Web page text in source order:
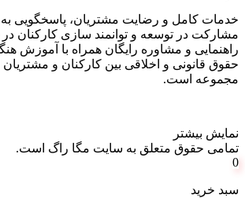
خدمات کامل و رضایت مشتریان، پاسخگویی به
مشارکت در توسعه و توانمند سازی کارکنان در
راهنمایی و مشاوره رایگان همراه با آموزش
حقوق قانونی و اخلاقی بین کارکنان و مشتریان
مجموعه است.
نمایش بیشتر
تمامی حقوق متعلق به سایت مگا راگ است.
0
سبد خرید